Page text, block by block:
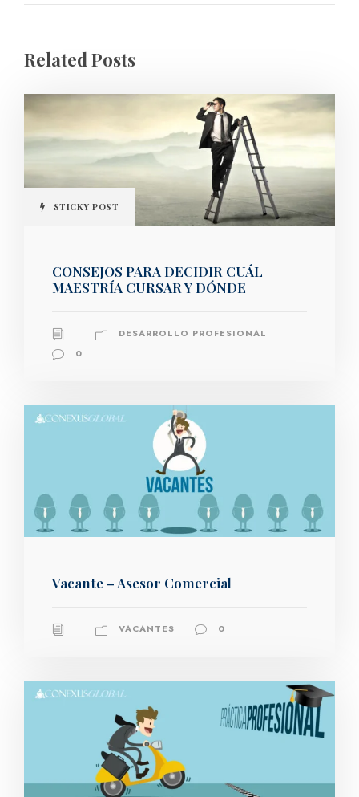
Related Posts
STICKY POST
CONSEJOS PARA DECIDIR CUÁL
MAESTRÍA CURSAR Y DÓNDE
DESARROLLO PROFESIONAL
0
Vacante – Asesor Comercial
VACANTES 0